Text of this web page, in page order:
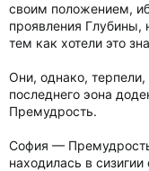
своим положением,
проявления
тем как хотели это
Они, однако, терпели,
последнего эона
Премудрость.
София —
находилась в